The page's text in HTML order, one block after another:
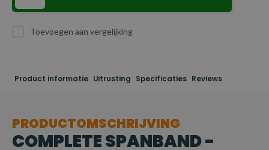
Toevoegen aan vergelijking
Product informatie Uitrusting Specificaties Reviews
PRODUCTOMSCHRIJVING
COMPLETE SPANBAND -